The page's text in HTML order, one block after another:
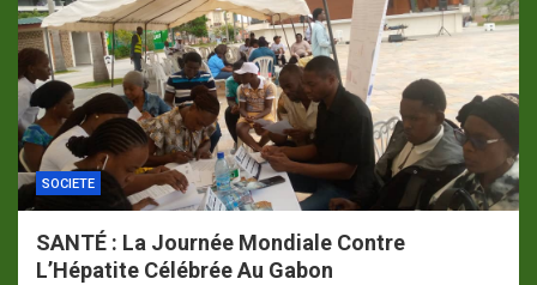
SOCIETE
SANTÉ : La Journée Mondiale Contre
L’Hépatite Célébrée Au Gabon